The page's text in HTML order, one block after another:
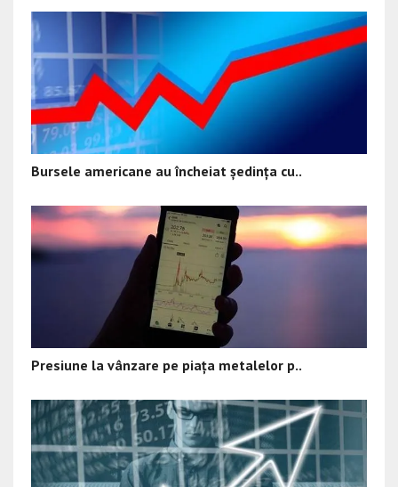
Bursele americane au încheiat ședința cu..
Presiune la vânzare pe piața metalelor p..